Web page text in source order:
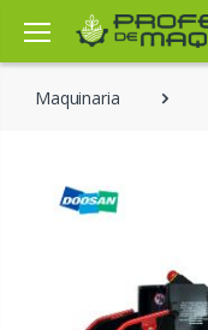
Maquinaria